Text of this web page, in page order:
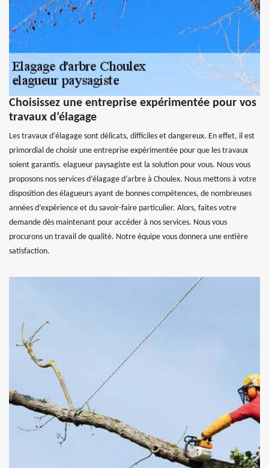
Choisissez une entreprise expérimentée pour vos
travaux d’élagage
Les travaux d’élagage sont délicats, difficiles et dangereux. En effet, il est
primordial de choisir une entreprise expérimentée pour que les travaux
soient garantis. elagueur paysagiste est la solution pour vous. Nous vous
proposons nos services d’élagage d’arbre à Choulex. Nous mettons à votre
disposition des élagueurs ayant de bonnes compétences, de nombreuses
années d’expérience et du savoir-faire particulier. Alors, faites votre
demande dès maintenant pour accéder à nos services. Nous vous
procurons un travail de qualité. Notre équipe vous donnera une entière
satisfaction.